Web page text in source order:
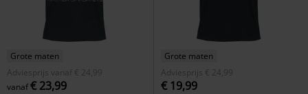
Grote maten
Adviesprijs
vanaf € 24,99
vanaf€ 23,99
Grote maten
Adviesprijs
€ 24,99
€ 19,99